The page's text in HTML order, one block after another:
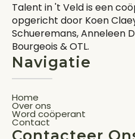
Talent in 't Veld is een
opgericht door Koen
Schueremans, Anneleen
Bourgeois & OTL.
Navigatie
Home
Over ons
Word coöperant
Contact